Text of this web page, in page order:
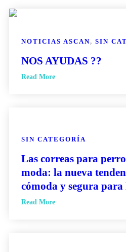
NOTICIAS ASCAN, SIN
NOS AYUDAS ??
Read More
SIN CATEGORÍA
Las correas para
moda: la nueva
cómoda y segura para
Read More